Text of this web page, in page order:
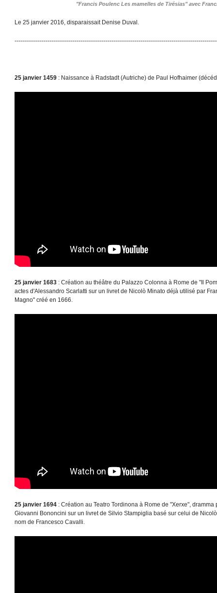
"Francis Poulenc Les mamelles de Tirésias" avec
Le 25 janvier 2016, disparaissait Denise Duval.
25 janvier 1459 : Naissance à Radstadt (Autriche) de Paul Hofhaimer
25 janvier 1683 : Création au théâtre du Palazzo Colonna à Rome de "Il
actes d'Alessandro Scarlatti sur un livret de Nicolò Minato déjà utilisé par
Magno" créé en 1666.
25 janvier 1694 : Création au Teatro Tordinona à Rome de "Xerxe",
Giovanni Bononcini sur un livret de Silvio Stampiglia basé sur celui de
nom de Francesco Cavalli.